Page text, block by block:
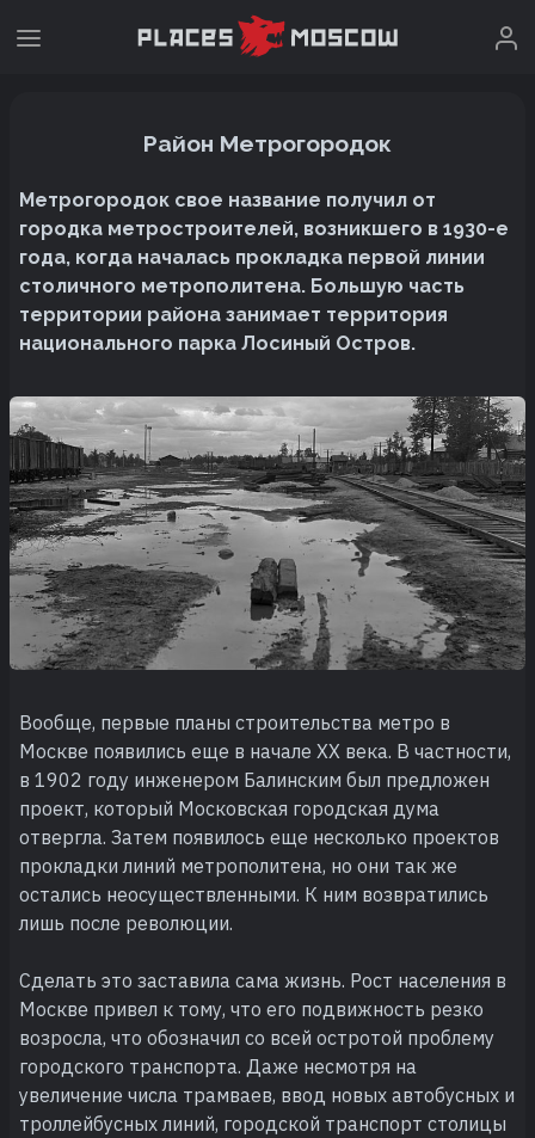
Район Метрогородок
Метрогородок свое название получил от
городка метростроителей, возникшего в 1930-е
года, когда началась прокладка первой линии
столичного метрополитена. Большую часть
территории района занимает территория
национального парка Лосиный Остров.
Вообще, первые планы строительства метро в
Москве появились еще в начале XX века. В частности,
в 1902 году инженером Балинским был предложен
проект, который Московская городская дума
отвергла. Затем появилось еще несколько проектов
прокладки линий метрополитена, но они так же
остались неосуществленными. К ним возвратились
лишь после революции.
Сделать это заставила сама жизнь. Рост населения в
Москве привел к тому, что его подвижность резко
возросла, что обозначил со всей остротой проблему
городского транспорта. Даже несмотря на
увеличение числа трамваев, ввод новых автобусных и
троллейбусных линий, городской транспорт столицы